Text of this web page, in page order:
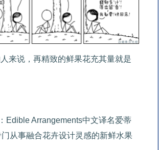
来说，再精致的鲜果花充其量就是
Edible Arrangements中文译名爱蒂
从事融合花卉设计灵感的新鲜水果